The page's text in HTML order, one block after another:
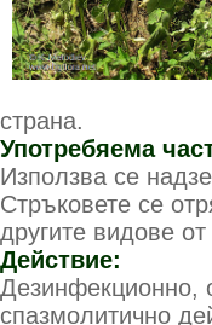
страна.
Употребяема
Използва се
Стръковете се
другите видове
Действие:
Дезинфекционно,
спазмолитично